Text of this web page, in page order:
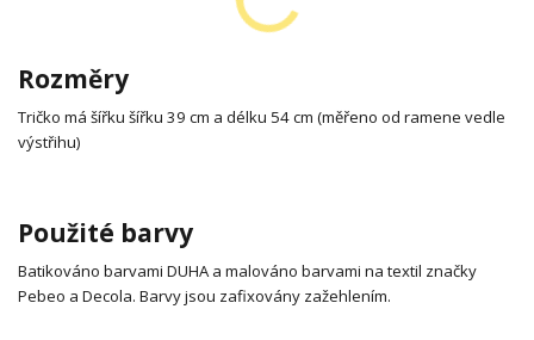
Rozměry
Tričko má šířku šířku 39 cm a délku 54 cm (měřeno od ramene vedle
výstřihu)
Použité barvy
Batikováno barvami DUHA a malováno barvami na textil značky
Pebeo a Decola. Barvy jsou zafixovány zažehlením.